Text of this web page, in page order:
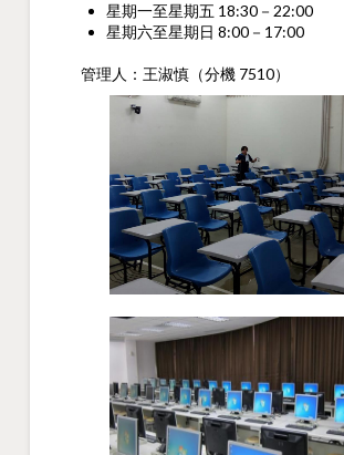
星期一至星期五 18:30－22:00
星期六至星期日 8:00－17:00
管理人：王淑慎（分機 7510）